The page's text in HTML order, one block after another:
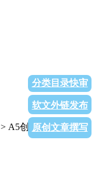
分类目录快审
软文外链发布
原创文章撰写
> A5创业网